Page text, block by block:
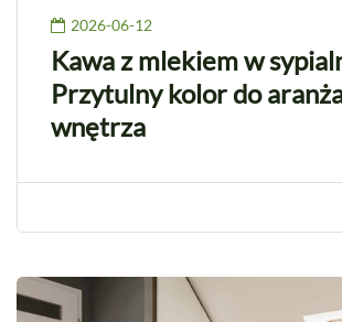
2026-06-12
Kawa z mlekiem w
Przytulny kolor do
wnętrza